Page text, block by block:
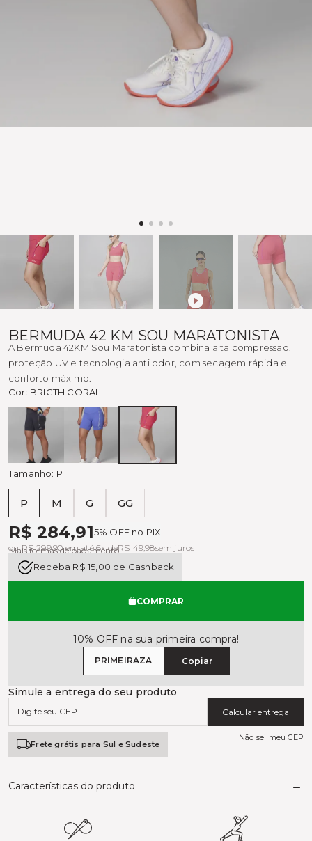
BERMUDA 42 KM SOU MARATONISTA
A Bermuda 42KM Sou Maratonista combina alta compressão,
proteção UV e tecnologia anti odor, com secagem rápida e
conforto máximo.
Cor: BRIGTH CORAL
Preto ÍNDIGO
BRIGTH
CORAL
Tamanho: P
P M G GG
Tabela de medidas
ou R$ 299,90 em até 6x deR$ 49,98sem juros
R$ 284,915% OFF no PIX
Mais formas de pagamento
Receba R$ 15,00 de Cashback
COMPRAR
10% OFF na sua primeira compra!
PRIMEIRAZA Copiar
Simule a entrega do seu produto
Calcular entrega
Frete grátis para Sul e Sudeste
Não sei meu CEP
Características do produto